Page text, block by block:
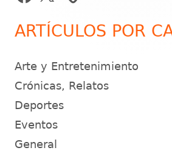
ARTÍCULOS POR
Arte y Entretenimiento
Crónicas, Relatos
Deportes
Eventos
General